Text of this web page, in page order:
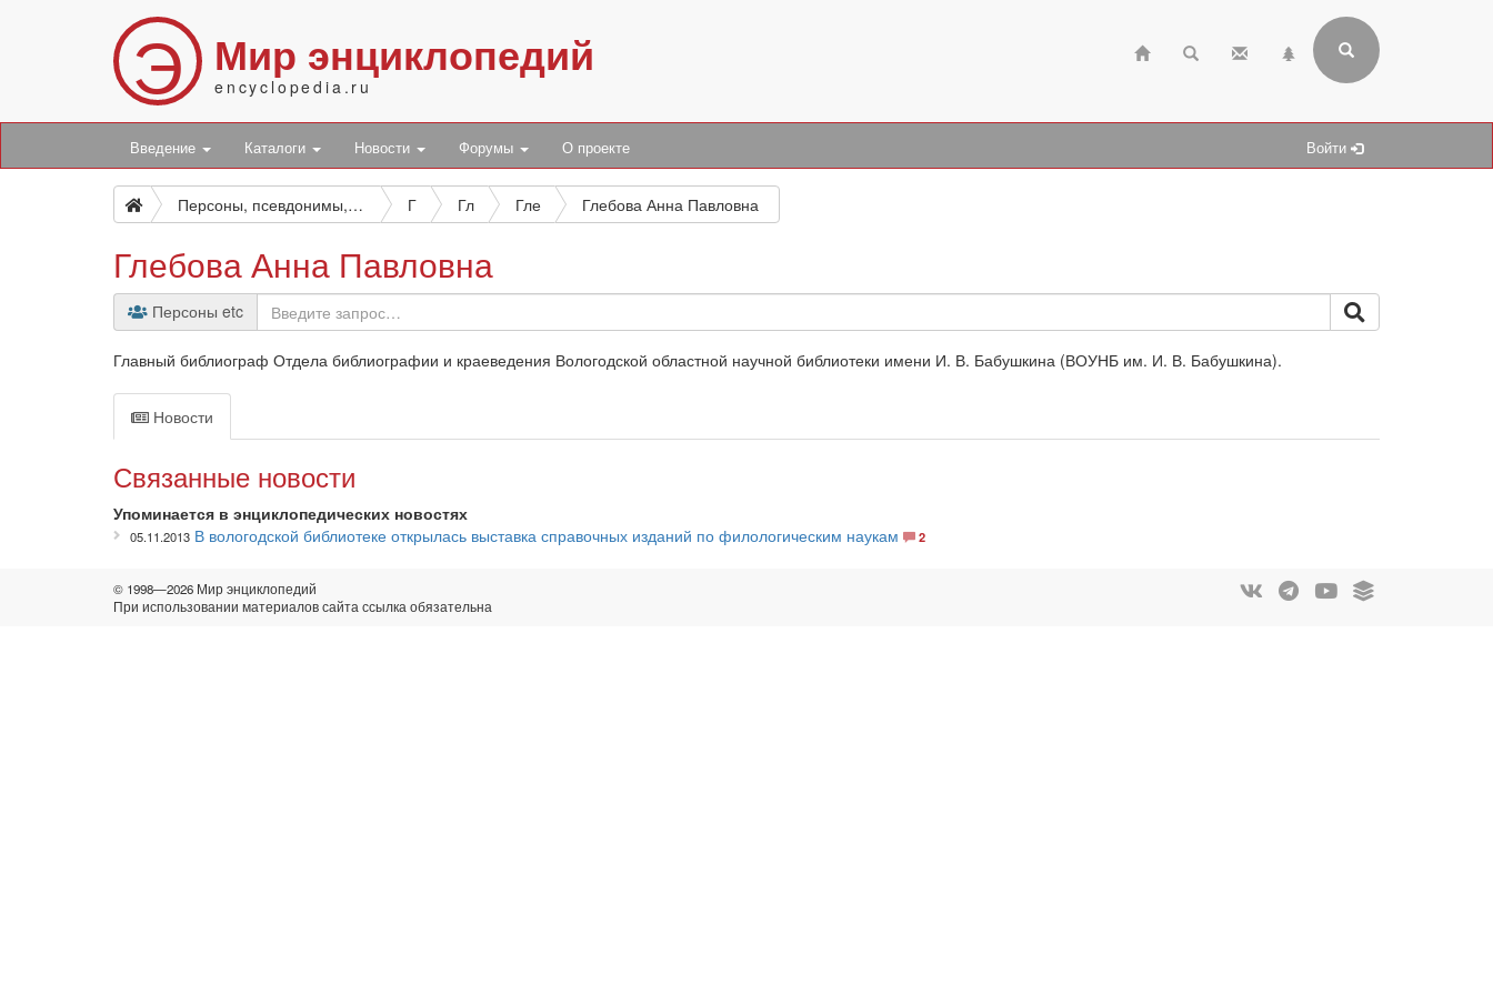
Э Мир энциклопедий
encyclopedia.ru
Введение Каталоги Новости Форумы О проекте Войти
Персоны, псевдонимы, персонажи и боты Г Гл Гле Глебова Анна Павловна
Глебова Анна Павловна
Персоны etc
Главный библиограф Отдела библиографии и краеведения Вологодской областной научной библиотеки имени И. В. Бабушкина (ВОУНБ им. И. В. Бабушкина).
Новости
Связанные новости
Упоминается в энциклопедических новостях
05.11.2013 В вологодской библиотеке открылась выставка справочных изданий по филологическим наукам 2
© 1998—2026 Мир энциклопедий
При использовании материалов сайта ссылка обязательна